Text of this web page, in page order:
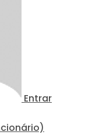
Entrar